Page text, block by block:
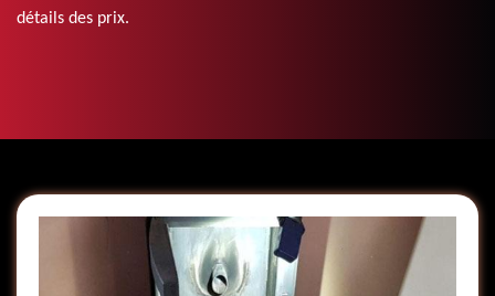
détails des prix.